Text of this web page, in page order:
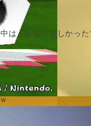
は、かなり苦しかった
した！！